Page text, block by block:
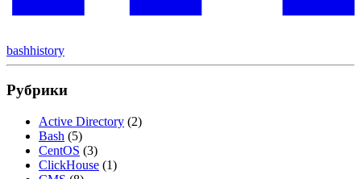
bashhistory
Рубрики
Active Directory (2)
Bash (5)
CentOS (3)
ClickHouse (1)